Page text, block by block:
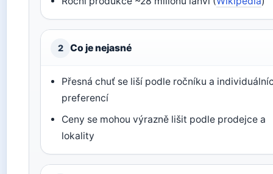
2 Co je nejasné
Přesná chuť se liší podle ročníku a
preferencí
Ceny se mohou výrazně lišit podle prodejce a
lokality